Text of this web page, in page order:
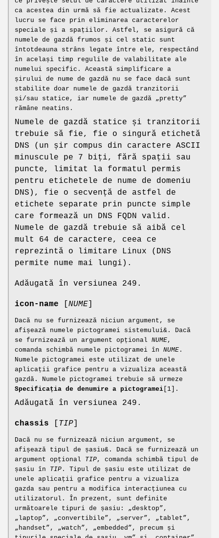
ca acestea din urmă să fie actualizate. Acest
lucru se face prin eliminarea caracterelor
speciale și a spațiilor. Astfel, se asigură că
numele de gazdă frumos și cel static sunt
întotdeauna strâns legate între ele, respectând
în același timp regulile de valabilitate ale
numelui specific. Această simplificare a
șirului de nume de gazdă nu se face dacă sunt
stabilite doar numele de gazdă tranzitorii
și/sau statice, iar numele de gazdă „pretty”
rămâne neatins.
Numele de gazdă statice și tranzitorii
trebuie să fie, fie o singură etichetă
DNS (un șir compus din caractere ASCII
minuscule pe 7 biți, fără spații sau
puncte, limitat la formatul permis
pentru etichetele de nume de domeniu
DNS), fie o secvență de astfel de
etichete separate prin puncte simple
care formează un DNS FQDN valid.
Numele de gazdă trebuie să aibă cel
mult 64 de caractere, ceea ce
reprezintă o limitare Linux (DNS
permite nume mai lungi).
Adăugată în versiunea 249.
icon-name NUME
Dacă nu se furnizează niciun argument, se
afișează numele pictogramei sistemului&. Dacă
se furnizează un argument opțional NUME,
comanda schimbă numele pictogramei în NUME .
Numele pictogramei este utilizat de unele
aplicații grafice pentru a vizualiza această
gazdă. Numele pictogramei trebuie să urmeze
Specificația de denumire a pictogramei [1].
Adăugată în versiunea 249.
chassis TIP
Dacă nu se furnizează niciun argument, se
afișează tipul de șasiu&. Dacă se furnizează un
argument opțional TIP, comanda schimbă tipul de
șasiu în TIP . Tipul de șasiu este utilizat de
unele aplicații grafice pentru a vizualiza
gazda sau pentru a modifica interacțiunea cu
utilizatorul. În prezent, sunt definite
următoarele tipuri de șasiu: „desktop”,
„laptop”, „convertibile”, „server”, „tablet”,
„handset”, „watch”, „embedded”, precum și